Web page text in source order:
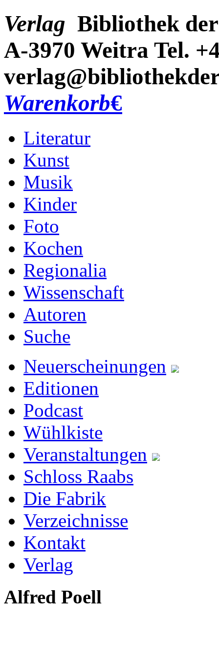
Verlag Bibliothek
A-3970 Weitra Tel.
Warenkorb€
Literatur
Kunst
Musik
Kinder
Foto
Kochen
Regionalia
Wissenschaft
Autoren
Suche
Neuerscheinungen
Editionen
Podcast
Wühlkiste
Veranstaltungen
Schloss Raabs
Die Fabrik
Verzeichnisse
Kontakt
Verlag
Alfred Poell